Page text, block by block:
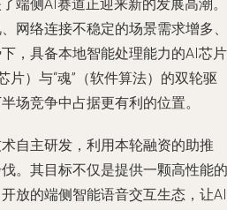
端侧AI赛道正迎来新的发展高潮。
网络连接不稳定的场景需求增多、
，具备本地智能处理能力的AI芯片
片）与“魂”（软件算法）的双轮驱
场竞争中占据更有利的位置。
自主研发，利用本轮融资的助推
。其目标不仅是提供一颗高性能的
放的端侧智能语音交互生态，让AI